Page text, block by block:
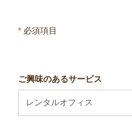
* 必須項目
ご興味のあるサービス